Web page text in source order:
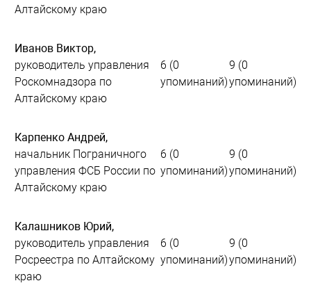
Алтайскому краю
Иванов Виктор,
руководитель управления
Роскомнадзора по
Алтайскому краю
6 (0
упоминаний)
9 (0
упоминаний)
Карпенко Андрей,
начальник Пограничного
управления ФСБ России по
Алтайскому краю
6 (0
упоминаний)
9 (0
упоминаний)
Калашников Юрий,
руководитель управления
Росреестра по Алтайскому
краю
6 (0
упоминаний)
9 (0
упоминаний)